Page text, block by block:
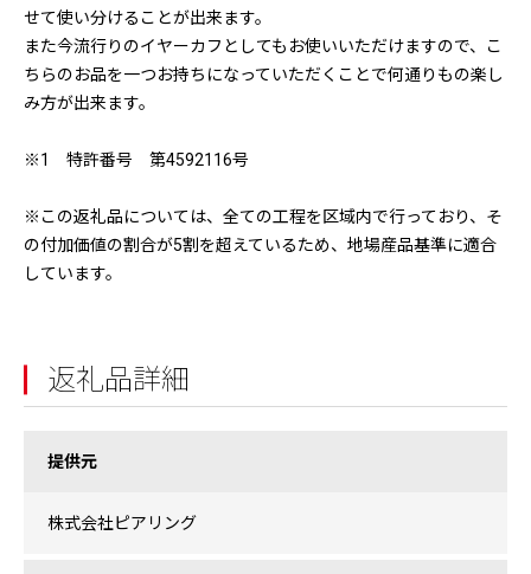
せて使い分けることが出来ます。
また今流行りのイヤーカフとしてもお使いいただけますので、こ
ちらのお品を一つお持ちになっていただくことで何通りもの楽し
み方が出来ます。
※1 特許番号 第4592116号
※この返礼品については、全ての工程を区域内で行っており、そ
の付加価値の割合が5割を超えているため、地場産品基準に適合
しています。
返礼品詳細
提供元
株式会社ピアリング